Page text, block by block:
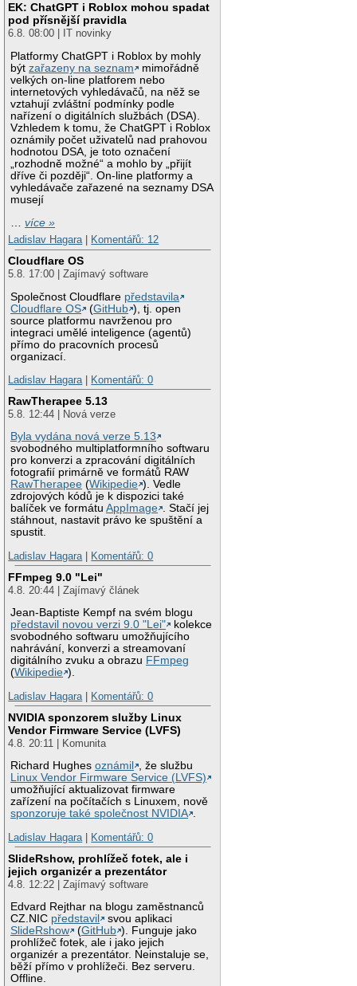
EK: ChatGPT i Roblox mohou spadat
pod přísnější pravidla
6.8. 08:00 | IT novinky
Platformy ChatGPT i Roblox by mohly
býtzařazeny na seznam
mimořádně
velkých on-line platforem nebo
internetových vyhledávačů, na něž se
vztahují zvláštní podmínky podle
nařízení o digitálních službách (DSA).
Vzhledem k tomu, že ChatGPT i Roblox
oznámily počet uživatelů nad prahovou
hodnotou DSA, je toto označení
„rozhodně možné“ a mohlo by „přijít
dříve či později“. On-line platformy a
vyhledávače zařazené na seznamy DSA
musejí
…více »
Ladislav Hagara| Komentářů: 12
Cloudflare OS
5.8. 17:00 | Zajímavý software
Společnost Cloudflare představila
Cloudflare OS
(GitHub ), tj. open
source platformu navrženou pro
integraci umělé inteligence (agentů)
přímo do pracovních procesů
organizací.
Ladislav Hagara| Komentářů: 0
RawTherapee 5.13
5.8. 12:44 | Nová verze
Byla vydána nová verze 5.13
svobodného multiplatformního softwaru
pro konverzi a zpracování digitálních
fotografií primárně ve formátů RAW
RawTherapee (Wikipedie ). Vedle
zdrojových kódů je k dispozici také
balíček ve formátuAppImage . Stačí jej
stáhnout, nastavit právo ke spuštění a
spustit.
Ladislav Hagara| Komentářů: 0
FFmpeg 9.0 "Lei"
4.8. 20:44 | Zajímavý článek
Jean-Baptiste Kempf na svém blogu
představil novou verzi 9.0 "Lei"
kolekce
svobodného softwaru umožňujícího
nahrávání, konverzi a streamovaní
digitálního zvuku a obrazu FFmpeg
(Wikipedie ).
Ladislav Hagara| Komentářů: 0
NVIDIA sponzorem služby Linux
Vendor Firmware Service (LVFS)
4.8. 20:11 | Komunita
Richard Hughesoznámil
, že službu
Linux Vendor Firmware Service (LVFS)
umožňující aktualizovat firmware
zařízení na počítačích s Linuxem, nově
sponzoruje také společnost NVIDIA .
Ladislav Hagara| Komentářů: 0
SlideRshow, prohlížeč fotek, ale i
jejich organizér a prezentátor
4.8. 12:22 | Zajímavý software
Edvard Rejthar na blogu zaměstnanců
CZ.NIC představil
svou aplikaci
SlideRshow
(GitHub ). Funguje jako
prohlížeč fotek, ale i jako jejich
organizér a prezentátor. Neinstaluje se,
běží přímo v prohlížeči. Bez serveru.
Offline.